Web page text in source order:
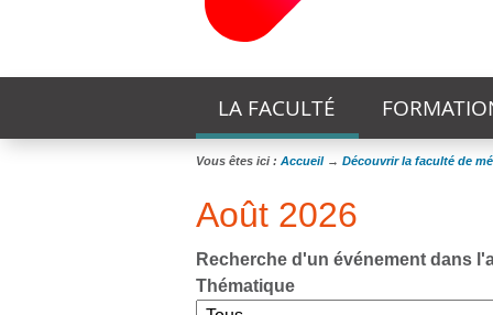
LA FACULTÉ
Vous êtes ici : Accueil→ Découvrir la faculté de
Août 2026
Recherche d'un événement dans
Thématique